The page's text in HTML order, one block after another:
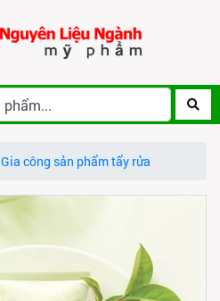
Gia công sản phẩm tẩy rửa